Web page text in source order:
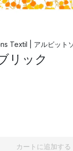
Textil | アルビット
リック
カートに追加する